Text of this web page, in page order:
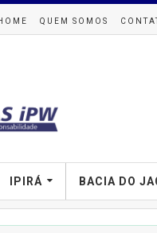
QUEM SOMOS
IPIRÁ BACIA DO